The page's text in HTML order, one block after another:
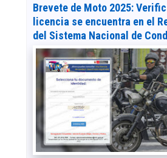
Brevete de Moto 2025:
licencia se encuentra en el
del Sistema Nacional de